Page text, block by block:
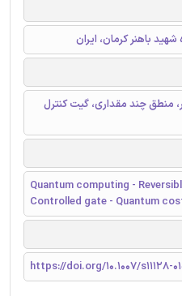
باهنر کرمان، ایران
منطق چند مقداری، گیت کنترل
Quantum computing -
Controlled gate - Quantum
https://doi.org/10.1007/s11128-